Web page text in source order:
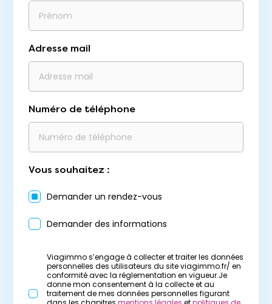
Adresse mail
Numéro de téléphone
Vous souhaitez :
Demander un rendez-vous
Demander des informations
Viagimmo s’engage à collecter et traiter les données
personnelles des utilisateurs du site viagimmo.fr/ en
conformité avec la réglementation en vigueur.Je
donne mon consentement à la collecte et au
traitement de mes données personnelles figurant